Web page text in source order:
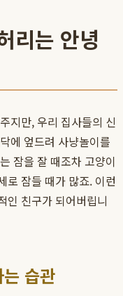
리는 안녕
지만, 우리 집사들의 신
에 엎드려 사냥놀이를
잠을 잘 때조차 고양이
로 잠들 때가 많죠. 이런
인 친구가 되어버립니
습관